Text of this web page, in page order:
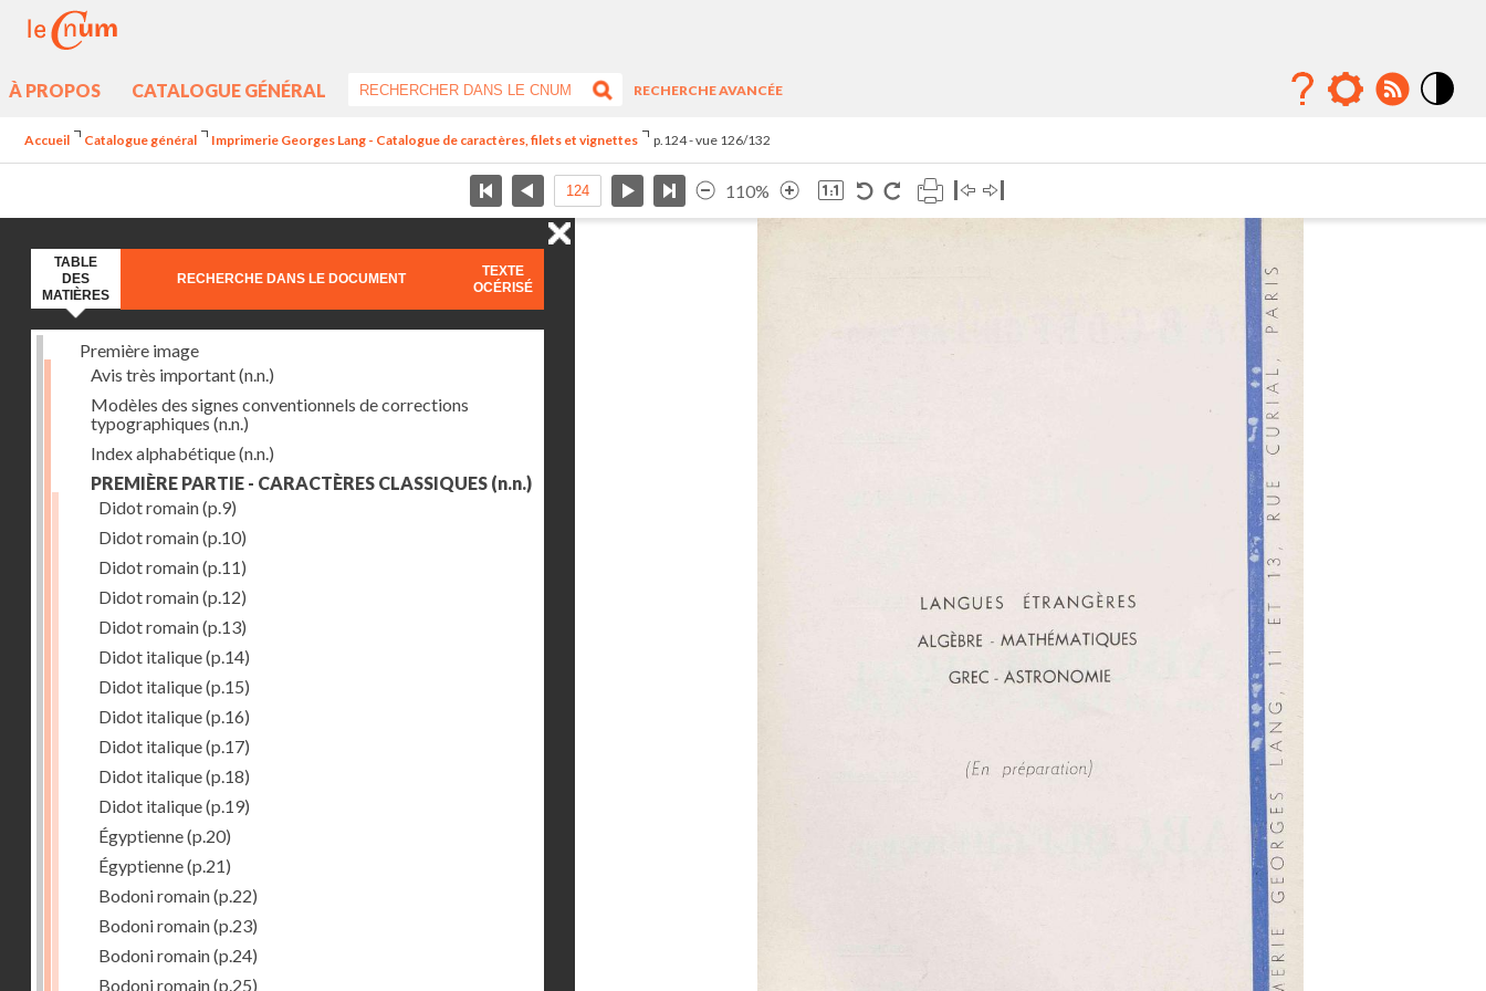
À PROPOS CATALOGUE GÉNÉRAL
RECHERCHE AVANCÉE
Accueil Catalogue général Imprimerie Georges Lang - Catalogue de caractères, filets et vignettes p.124 - vue 126/132
110%
TABLE
DES
MATIÈRES
RECHERCHE DANS LE DOCUMENT
TEXTE
OCÉRISÉ
Première image
Avis très important(n.n.)
Modèles des signes conventionnels de corrections
typographiques (n.n.)
Index alphabétique(n.n.)
PREMIÈRE PARTIE - CARACTÈRES CLASSIQUES (n.n.)
Didot romain(p.9)
Didot romain(p.10)
Didot romain(p.11)
Didot romain(p.12)
Didot romain(p.13)
Didot italique(p.14)
Didot italique(p.15)
Didot italique(p.16)
Didot italique(p.17)
Didot italique(p.18)
Didot italique(p.19)
Égyptienne(p.20)
Égyptienne(p.21)
Bodoni romain(p.22)
Bodoni romain(p.23)
Bodoni romain(p.24)
Bodoni romain(p.25)